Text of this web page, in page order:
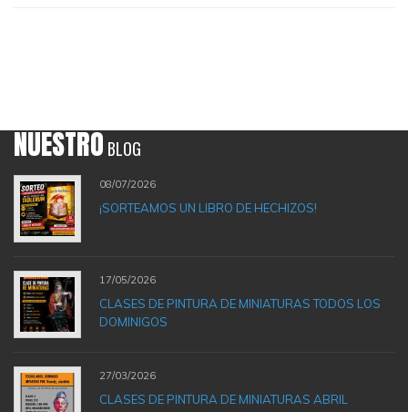
NUESTROBLOG
08/07/2026
¡SORTEAMOS UN LIBRO DE HECHIZOS!
17/05/2026
CLASES DE PINTURA DE MINIATURAS TODOS LOS
DOMINIGOS
27/03/2026
CLASES DE PINTURA DE MINIATURAS ABRIL